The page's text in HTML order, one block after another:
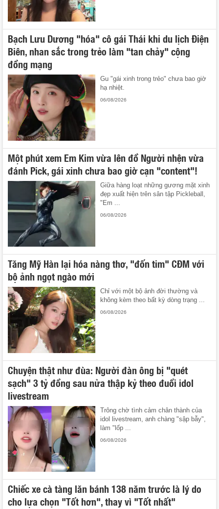
Bạch Lưu Dương "hóa" cô gái Thái khi du lịch Điện
Biên, nhan sắc trong trẻo làm "tan chảy" cộng
đồng mạng
Gu "gái xinh trong trẻo" chưa bao giờ
hạ nhiệt.
06/08/2026
Một phút xem Em Kim vừa lên đồ Người nhện vừa
đánh Pick, gái xinh chưa bao giờ cạn "content"!
Giữa hàng loạt những gương mặt xinh
đẹp xuất hiện trên sân tập Pickleball,
"Em ...
06/08/2026
Tăng Mỹ Hàn lại hóa nàng thơ, "đốn tim" CĐM với
bộ ảnh ngọt ngào mới
Chỉ với một bộ ảnh đời thường và
không kèm theo bất kỳ dòng trạng ...
06/08/2026
Chuyện thật như đùa: Người đàn ông bị "quét
sạch" 3 tỷ đồng sau nửa thập kỷ theo đuổi idol
livestream
Trông chờ tình cảm chân thành của
idol livestream, anh chàng "sập bẫy",
làm "lốp ...
06/08/2026
Chiếc xe cà tàng lăn bánh 138 năm trước là lý do
cho lựa chọn "Tốt hơn", thay vì "Tốt nhất"